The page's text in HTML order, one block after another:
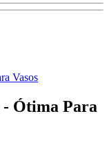
Vasos
Ótima Para